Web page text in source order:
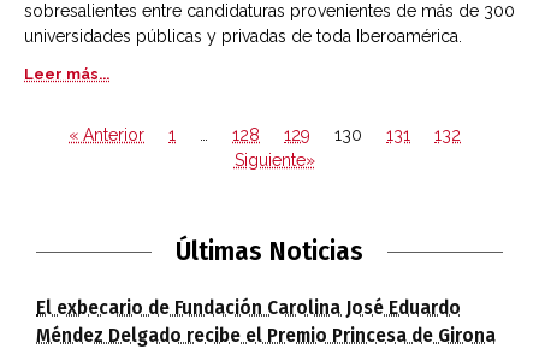
sobresalientes entre candidaturas provenientes de más de 300
universidades públicas y privadas de toda Iberoamérica.
Leer más...
« Anterior 1 … 128 129 130 131
132
Siguiente»
Últimas Noticias
El exbecario de Fundación Carolina José Eduardo
Méndez Delgado recibe el Premio Princesa de Girona